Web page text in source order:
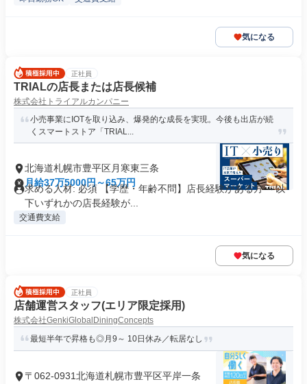
気になる
正社員
TRIALの店長または店長候補
株式会社トライアルカンパニー
小売事業にIOTを取り込み、爆発的な成長を実現。今後も出店が続
くスマートストア「TRIAL...
北海道札幌市豊平区月寒東三条
月給37万5000円～65万円
求める人材: 必須 【学歴・年齢不問】店長経験がある方 ～以
下いずれかの店長経験が...
交通費支給
気になる
正社員
店舗運営スタッフ(エリア限定採用)
株式会社GenkiGlobalDiningConcepts
最短半年で昇格も◎月9～ 10日休み／転居なし
〒062-0931北海道札幌市豊平区平岸一条